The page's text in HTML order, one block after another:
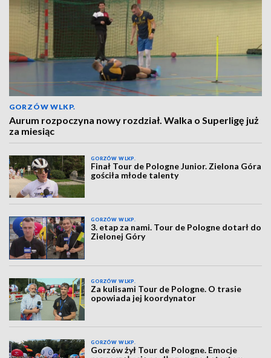
GORZÓW WLKP.
Aurum rozpoczyna nowy rozdział. Walka o Superligę już
za miesiąc
GORZÓW WLKP.
Finał Tour de Pologne Junior. Zielona Góra
gościła młode talenty
GORZÓW WLKP.
3. etap za nami. Tour de Pologne dotarł do
Zielonej Góry
GORZÓW WLKP.
Za kulisami Tour de Pologne. O trasie
opowiada jej koordynator
GORZÓW WLKP.
Gorzów żył Tour de Pologne. Emocje